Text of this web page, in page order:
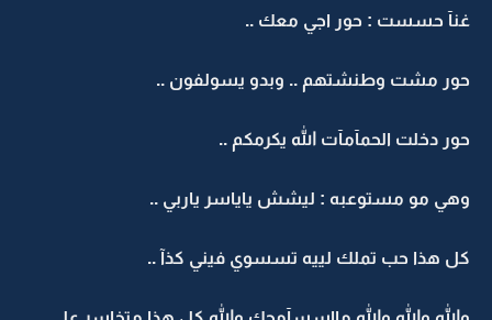
غنآ حسست : حور اجي معك ..
حور مشت وطنشتهم .. وبدو يسولفون ..
حور دخلت الحمآمآت الله يكرمكم ..
وهي مو مستوعبه : ليشش ياياسر ياربي ..
كل هذا حب تملك لييه تسسوي فيني كذآ ..